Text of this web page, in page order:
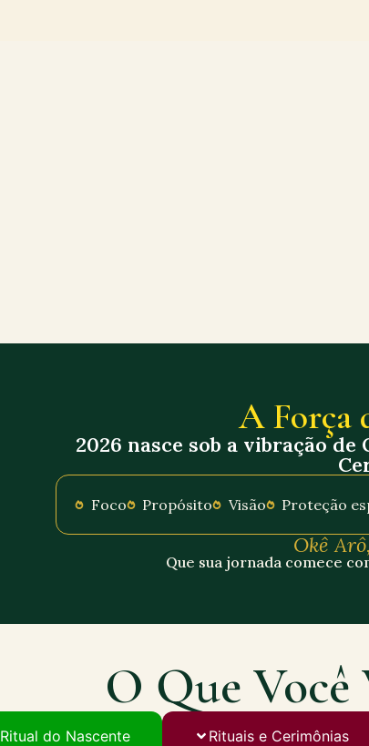
A Força
2026 nasce sob a vibração
Foco Propósito Visão Proteção
Okê
Que sua jornada comece
O Que
Ritual do Nascente Rituais e Cerimônias